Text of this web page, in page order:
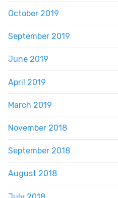
October 2019
September 2019
June 2019
April 2019
March 2019
November 2018
September 2018
August 2018